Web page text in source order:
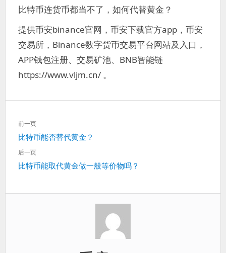
比特币连货币都当不了，如何代替黄金？
提供币安binance官网，币安下载官方app，币安
交易所，Binance数字货币交易平台网站及入口，
APP钱包注册、交易矿池、BNB智能链
https://www.vljm.cn/ 。
文
章
导
航
前一页
上
一
比特币能否替代黄金？
后一页
下
比特币能取代黄金做一般等价物吗？